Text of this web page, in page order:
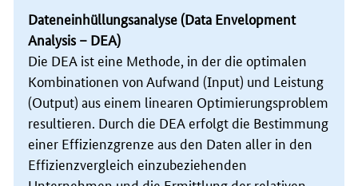
Dateneinhüllungsanalyse (Data Envelopment
Analysis – DEA)
Die DEA ist eine Methode, in der die optimalen
Kombinationen von Aufwand (Input) und Leistung
(Output) aus einem linearen Optimierungsproblem
resultieren. Durch die DEA erfolgt die Bestimmung
einer Effizienzgrenze aus den Daten aller in den
Effizienzvergleich einzubeziehenden